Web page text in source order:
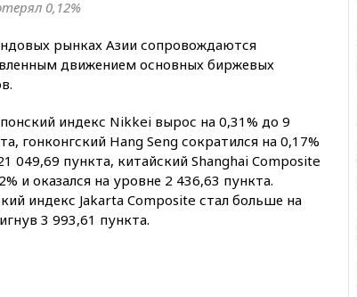
0,12%
рынках Азии сопровождаются
движением основных биржевых
индекс Nikkei вырос на 0,31% до 9
гонконгский Hang Seng сократился на 0,17%
049,69 пункта, китайский Shanghai Composite
и оказался на уровне 2 436,63 пункта.
индекс Jakarta Composite стал больше на
3 993,61 пункта.